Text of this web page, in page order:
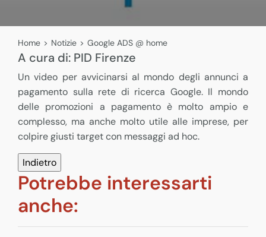
Home > Notizie > Google ADS @ home
A cura di: PID Firenze
Un video per avvicinarsi al mondo degli annunci a
pagamento sulla rete di ricerca Google. Il mondo
delle promozioni a pagamento è molto ampio e
complesso, ma anche molto utile alle imprese, per
colpire giusti target con messaggi ad hoc.
Potrebbe interessarti
anche: